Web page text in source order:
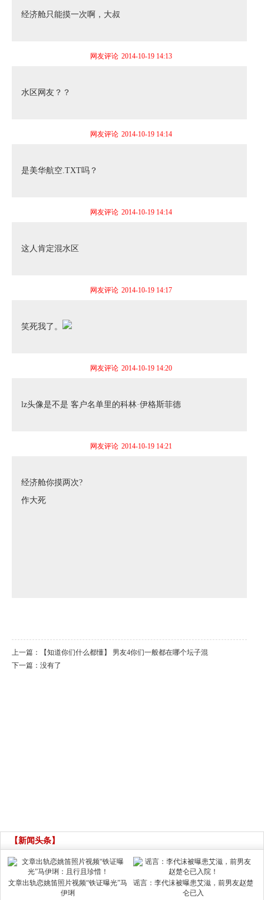
经济舱只能摸一次啊，大叔
网友评论 2014-10-19 14:13
水区网友？？
网友评论 2014-10-19 14:14
是美华航空.TXT吗？
网友评论 2014-10-19 14:14
这人肯定混水区
网友评论 2014-10-19 14:17
笑死我了。
网友评论 2014-10-19 14:20
lz头像是不是 客户名单里的科林·伊格斯菲德
网友评论 2014-10-19 14:21
经济舱你摸两次?
作大死
上一篇：
【知道你们什么都懂】 男友4你们一般都在哪个坛子混
下一篇：没有了
【新闻头条】
文章出轨恋姚笛照片视频“铁证曝光”马
伊琍
谣言：李代沫被曝患艾滋，前男友赵楚
仑已入